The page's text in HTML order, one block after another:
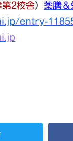
第2校舎） 薬膳＆
entry-